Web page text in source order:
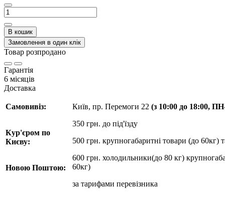
В кошик
Замовлення в один клік
Товар розпродано
Гарантія
6 місяців
Доставка
Самовивіз:
Кур'єром по
Києву:
Новою Поштою:
Київ, пр. Перемоги 22 (з 10:00 до 18:00,
350 грн. до під'їзду
500 грн. крупногабаритні товари (до 60кг)
600 грн. холодильники(до 80 кг)
60кг)
за тарифами перевізника